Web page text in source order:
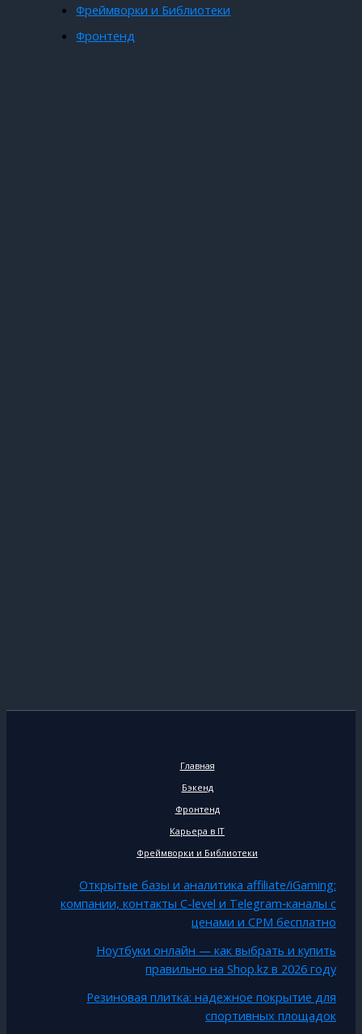
Фреймворки и Библиотеки
Фронтенд
Главная
Бэкенд
Фронтенд
Карьера в IT
Фреймворки и Библиотеки
Открытые базы и аналитика affiliate/iGaming:
компании, контакты C-level и Telegram‑каналы с
ценами и CPM бесплатно
Ноутбуки онлайн — как выбрать и купить
правильно на Shop.kz в 2026 году
Резиновая плитка: надежное покрытие для
спортивных площадок